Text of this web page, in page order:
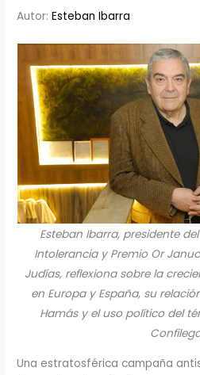
Autor:Esteban Ibarra
Esteban Ibarra, presidente
Intolerancia y Premio Or
Judías, reflexiona sobre la
en Europa y España, su
Hamás y el uso político del
Una estratosférica campaña